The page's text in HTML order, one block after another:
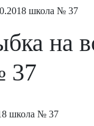
школа № 37
на
37
школа № 37